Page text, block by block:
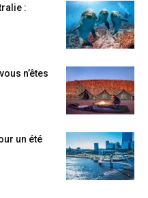
:
n’êtes
un été